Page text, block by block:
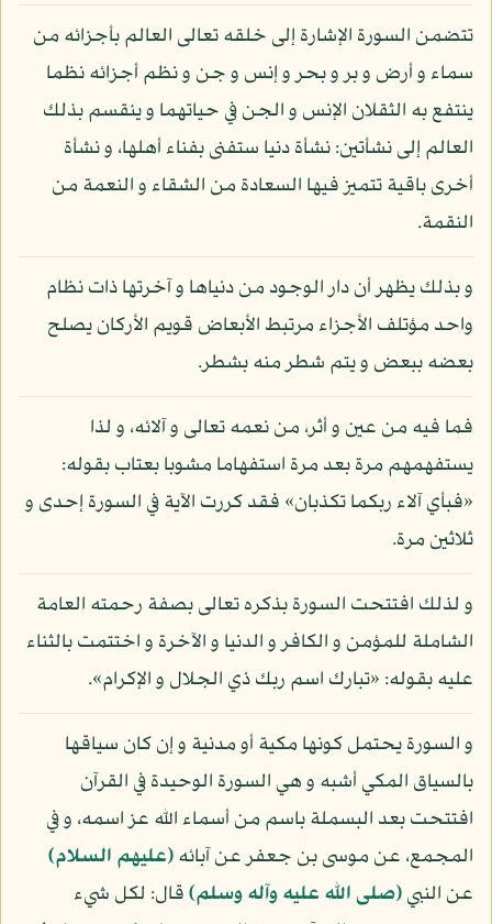
تتضمن السورة الإشارة إلى خلقه تعالى العالم بأجزائه من
سماء و أرض و بر و بحر و إنس و جن و نظم أجزائه نظما
ينتفع به الثقلان الإنس و الجن في حياتهما و ينقسم بذلك
العالم إلى نشأتين: نشأة دنيا ستفنى بفناء أهلها، و نشأة
أخرى باقية تتميز فيها السعادة من الشقاء و النعمة من
النقمة.
و بذلك يظهر أن دار الوجود من دنياها و آخرتها ذات نظام
واحد مؤتلف الأجزاء مرتبط الأبعاض قويم الأركان يصلح
بعضه ببعض و يتم شطر منه بشطر.
فما فيه من عين و أثر، من نعمه تعالى و آلائه، و لذا
يستفهمهم مرة بعد مرة استفهاما مشوبا بعتاب بقوله:
«فبأي آلاء ربكما تكذبان» فقد كررت الآية في السورة إحدى و
ثلاثين مرة.
و لذلك افتتحت السورة بذكره تعالى بصفة رحمته العامة
الشاملة للمؤمن و الكافر و الدنيا و الآخرة و اختتمت بالثناء
عليه بقوله: «تبارك اسم ربك ذي الجلال و الإكرام».
و السورة يحتمل كونها مكية أو مدنية و إن كان سياقها
بالسياق المكي أشبه و هي السورة الوحيدة في القرآن
افتتحت بعد البسملة باسم من أسماء الله عز اسمه، و في
المجمع، عن موسى بن جعفر عن آبائه(عليهم السلام)
عن النبي(صلى الله عليه وآله وسلم)قال: لكل شيء